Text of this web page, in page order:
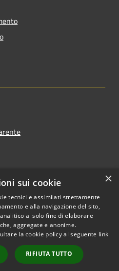
Copyright © 2026 • Comune di
Molinella • Powered by
Municipium•
Accesso
redazione
×
sui cookie
tecnici e assimilati strettamente
e alla navigazione del sito,
al solo fine di elaborare
aggregate e anonime.
la cookie policy al seguente link
RIFIUTA TUTTO